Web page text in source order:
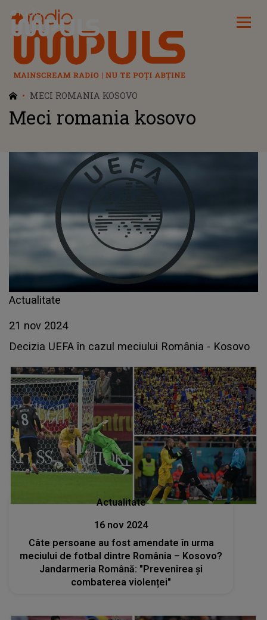
Radio Impuls
MECI ROMANIA KOSOVO
Meci romania kosovo
Actualitate
21 nov 2024
Decizia UEFA în cazul meciului România - Kosovo
Actualitate
16 nov 2024
Câte persoane au fost amendate în urma
meciului de fotbal dintre România – Kosovo?
Jandarmeria Română: "Prevenirea și
combaterea violenței"